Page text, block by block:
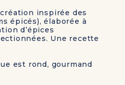
inspirée des
épicés), élaborée à
d’épices
Une recette
est rond, gourmand